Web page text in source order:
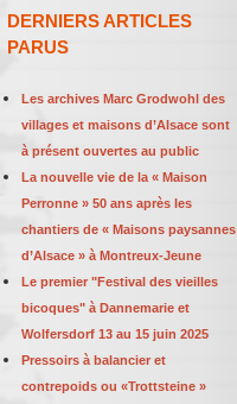
DERNIERS ARTICLES
PARUS
Les archives Marc Grodwohl des
villages et maisons d’Alsace sont
à présent ouvertes au public
La nouvelle vie de la « Maison
Perronne » 50 ans après les
chantiers de « Maisons paysannes
d’Alsace » à Montreux-Jeune
Le premier "Festival des vieilles
bicoques" à Dannemarie et
Wolfersdorf 13 au 15 juin 2025
Pressoirs à balancier et
contrepoids ou «Trottsteine »